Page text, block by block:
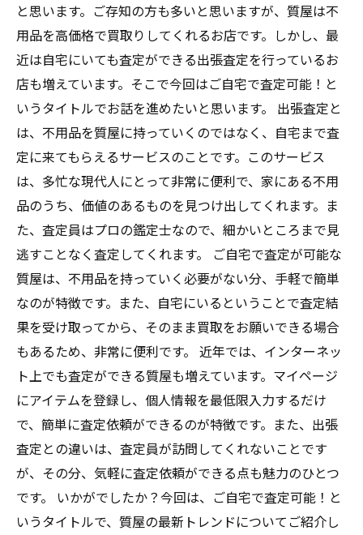
と思います。ご存知の方も多いと思いますが、質屋は不
用品を高価格で買取りしてくれるお店です。しかし、最
近は自宅にいても査定ができる出張査定を行っているお
店も増えています。そこで今回はご自宅で査定可能！と
いうタイトルでお話を進めたいと思います。 出張査定と
は、不用品を質屋に持っていくのではなく、自宅まで査
定に来てもらえるサービスのことです。このサービス
は、多忙な現代人にとって非常に便利で、家にある不用
品のうち、価値のあるものを見つけ出してくれます。ま
た、査定員はプロの鑑定士なので、細かいところまで見
逃すことなく査定してくれます。 ご自宅で査定が可能な
質屋は、不用品を持っていく必要がない分、手軽で簡単
なのが特徴です。また、自宅にいるということで査定結
果を受け取ってから、そのまま買取をお願いできる場合
もあるため、非常に便利です。 近年では、インターネッ
ト上でも査定ができる質屋も増えています。マイページ
にアイテムを登録し、個人情報を最低限入力するだけ
で、簡単に査定依頼ができるのが特徴です。また、出張
査定との違いは、査定員が訪問してくれないことです
が、その分、気軽に査定依頼ができる点も魅力のひとつ
です。 いかがでしたか？今回は、ご自宅で査定可能！と
いうタイトルで、質屋の最新トレンドについてご紹介し